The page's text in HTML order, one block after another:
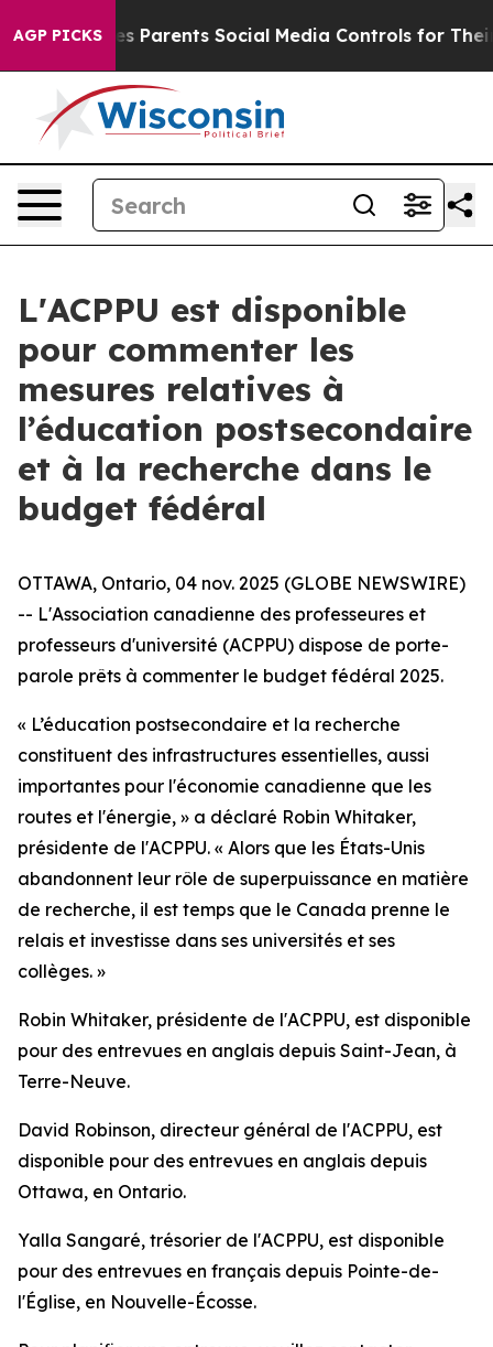
AGP PICKS
Brazil Gives Parents Social Media Controls for Their
L'ACPPU est disponible
pour commenter les
mesures relatives à
l’éducation postsecondaire
et à la recherche dans le
budget fédéral
OTTAWA, Ontario, 04 nov. 2025 (GLOBE NEWSWIRE)
-- L'Association canadienne des professeures et
professeurs d'université (ACPPU) dispose de porte-
parole prêts à commenter le budget fédéral 2025.
« L’éducation postsecondaire et la recherche
constituent des infrastructures essentielles, aussi
importantes pour l'économie canadienne que les
routes et l'énergie, » a déclaré Robin Whitaker,
présidente de l'ACPPU. « Alors que les États-Unis
abandonnent leur rôle de superpuissance en matière
de recherche, il est temps que le Canada prenne le
relais et investisse dans ses universités et ses
collèges. »
Robin Whitaker, présidente de l'ACPPU, est disponible
pour des entrevues en anglais depuis Saint-Jean, à
Terre-Neuve.
David Robinson, directeur général de l'ACPPU, est
disponible pour des entrevues en anglais depuis
Ottawa, en Ontario.
Yalla Sangaré, trésorier de l'ACPPU, est disponible
pour des entrevues en français depuis Pointe-de-
l'Église, en Nouvelle-Écosse.